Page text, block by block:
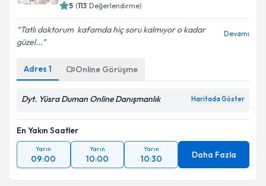
5 (113 Değerlendirme)
Tatlı doktorum ️ kafamda hiç soru kalmıyor o kadar
güzel...
Devamı
Adres 1 Online Görüşme
Dyt. Yüsra Duman Online Danışmanlık Haritada Göster
En Yakın Saatler
Yarın
09:00
Yarın
10:00
Yarın
10:30 Daha Fazla